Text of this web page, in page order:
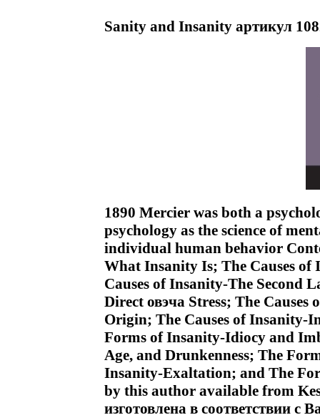
Sanity and Insanity артикул
1890 Mercier was both a
psychology as the science of
individual human behavior
What Insanity Is; The Causes
Causes of Insanity-The Second
Direct овэча Stress; The
Origin; The Causes of Insanity-
Forms of Insanity-Idiocy and
Age, and Drunkenness; The
Insanity-Exaltation; and The
by this author available from
изготовлена в соответствии